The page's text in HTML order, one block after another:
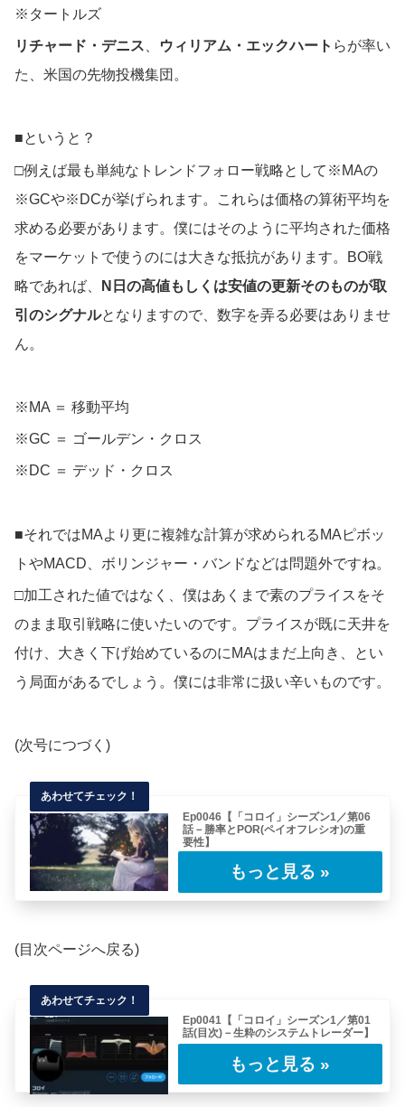
※タートルズ
リチャード・デニス ウィリアム・エックハート らが率い
た、米国の先物投機集団。
■というと？
□例えば最も単純なトレンドフォロー戦略として※MAの
※GCや※DCが挙げられます。これらは価格の算術平均を
求める必要があります。僕にはそのように平均された価格
をマーケットで使うのには大きな抵抗があります。BO戦
略であれば、
N日の高値もしくは安値の更新そのものが取
引のシグナルとなりますので、数字を弄る必要はありませ
ん。
※MA ＝ 移動平均
※GC ＝ ゴールデン・クロス
※DC ＝ デッド・クロス
■それではMAより更に複雑な計算が求められるMAピボッ
トやMACD、ボリンジャー・バンドなどは問題外ですね。
□加工された値ではなく、僕はあくまで素のプライスをそ
のまま取引戦略に使いたいのです。プライスが既に天井を
付け、大きく下げ始めているのにMAはまだ上向き、とい
う局面があるでしょう。僕には非常に扱い辛いものです。
(次号につづく)
Ep0046【「コロイ」シーズン1／第06
話－勝率とPOR(ペイオフレシオ)の重
要性】
きします。プライスがN日の新高値を付けた
(目次ページへ戻る)
Ep0041【「コロイ」シーズン1／第01
話(目次)－生粋のシステムトレーダー】
レーダーとして現役で活躍する「コロイ」氏に